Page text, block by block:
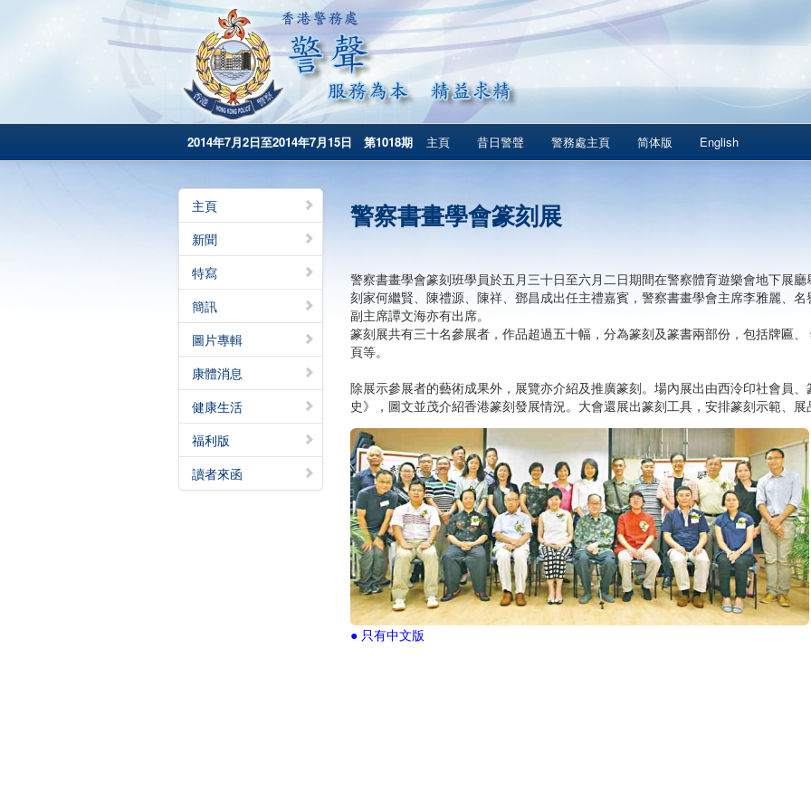
2014年7月2日至2014年7月15日 第1018期 主頁 昔日警聲 警務處主頁 简体版 English
主頁
新聞
特寫
簡訊
圖片專輯
康體消息
健康生活
福利版
讀者來函
警察書畫學會篆刻展
警察書畫學會篆刻班學員於五月三十日至六月二日期間在警察體育遊樂會地下展
刻家何繼賢、陳禮源、陳祥、鄧昌成出任主禮嘉賓，警察書畫學會主席李雅麗、
副主席譚文海亦有出席。
篆刻展共有三十名參展者，作品超過五十幅，分為篆刻及篆書兩部份，包括牌匾
頁等。
除展示參展者的藝術成果外，展覽亦介紹及推廣篆刻。場內展出由西泠印社會員
史》，圖文並茂介紹香港篆刻發展情況。大會還展出篆刻工具，安排篆刻示範、展
● 只有中文版